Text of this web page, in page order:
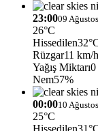
23:0009
26°C
Hissedilen
Rüzgar11 km/h
Yağış Miktarı0
Nem57%
00:0010
25°C
Hissedilen